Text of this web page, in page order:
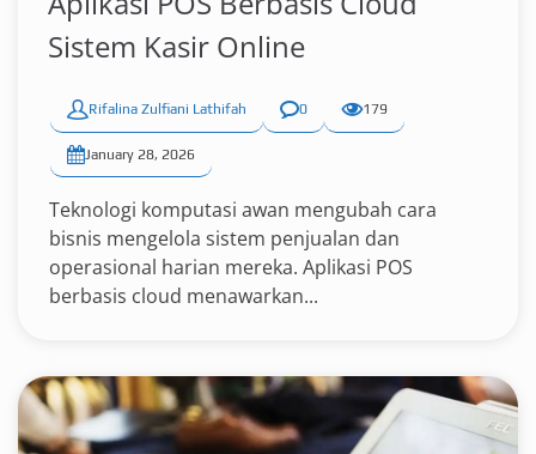
Sistem Kasir Online
Rifalina Zulfiani Lathifah 0 179
January 28, 2026
Teknologi komputasi awan mengubah cara
bisnis mengelola sistem penjualan dan
operasional harian mereka. Aplikasi POS
berbasis cloud menawarkan...